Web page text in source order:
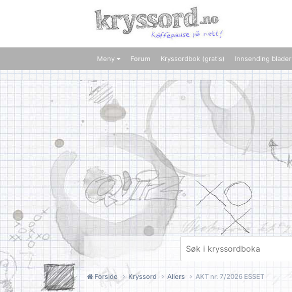
Meny Forum Kryssordbok (gratis) Innsending blader
Forside Kryssord Allers AKT nr. 7/2026 ESSET